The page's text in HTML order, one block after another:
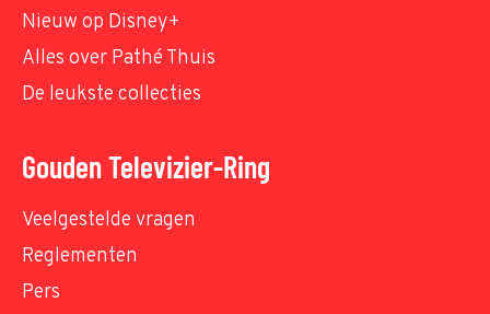
Nieuw op Disney+
Alles over Pathé Thuis
De leukste collecties
Gouden Televizier-Ring
Veelgestelde vragen
Reglementen
Pers